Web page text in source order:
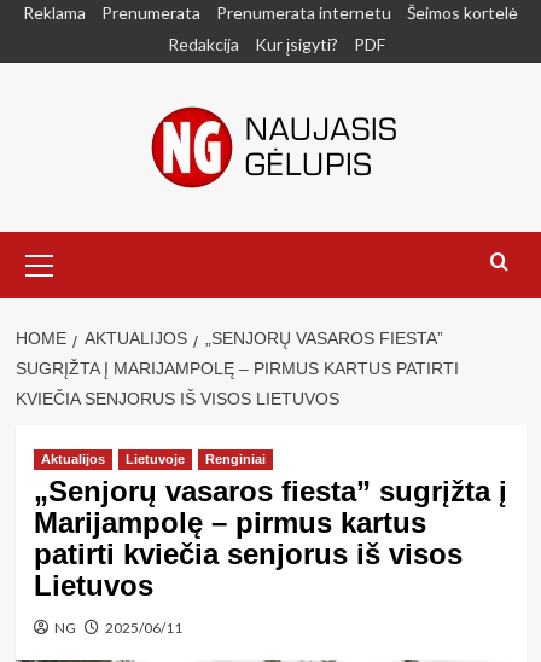
SkipReklama Prenumerata Prenumerata internetu
Šeimos kortelė
Redakcija
Kur įsigyti? PDF
Menu
HOME AKTUALIJOS
„SENJORŲ VASAROS FIESTA”
SUGRĮŽTA Į MARIJAMPOLĘ – PIRMUS KARTUS PATIRTI
KVIEČIA SENJORUS IŠ VISOS LIETUVOS
Aktualijos Lietuvoje Renginiai
„Senjorų vasaros fiesta” sugrįžta į
Marijampolę – pirmus kartus
patirti kviečia senjorus iš visos
Lietuvos
NG 2025/06/11